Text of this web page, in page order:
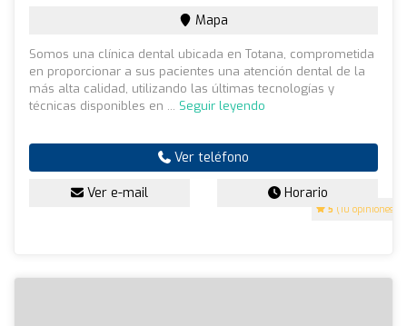
5 (10 opiniones)
Mapa
Somos una clínica dental ubicada en Totana, comprometida
en proporcionar a sus pacientes una atención dental de la
más alta calidad, utilizando las últimas tecnologías y
técnicas disponibles en ... Seguir leyendo
Ver teléfono
Ver e-mail Horario